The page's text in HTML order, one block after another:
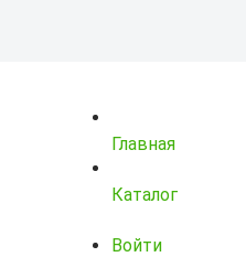
Главная
Каталог
Войти